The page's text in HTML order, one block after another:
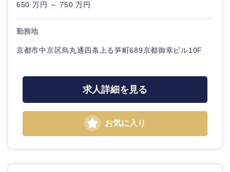
その他
サービス
群馬県 埼玉県
東京都
神奈川県
650 万円 ～ 750 万円
勤務地
京都市中京区烏丸通四条上る笋町689京都御幸ビル10F
求人詳細を見る
お気に入り